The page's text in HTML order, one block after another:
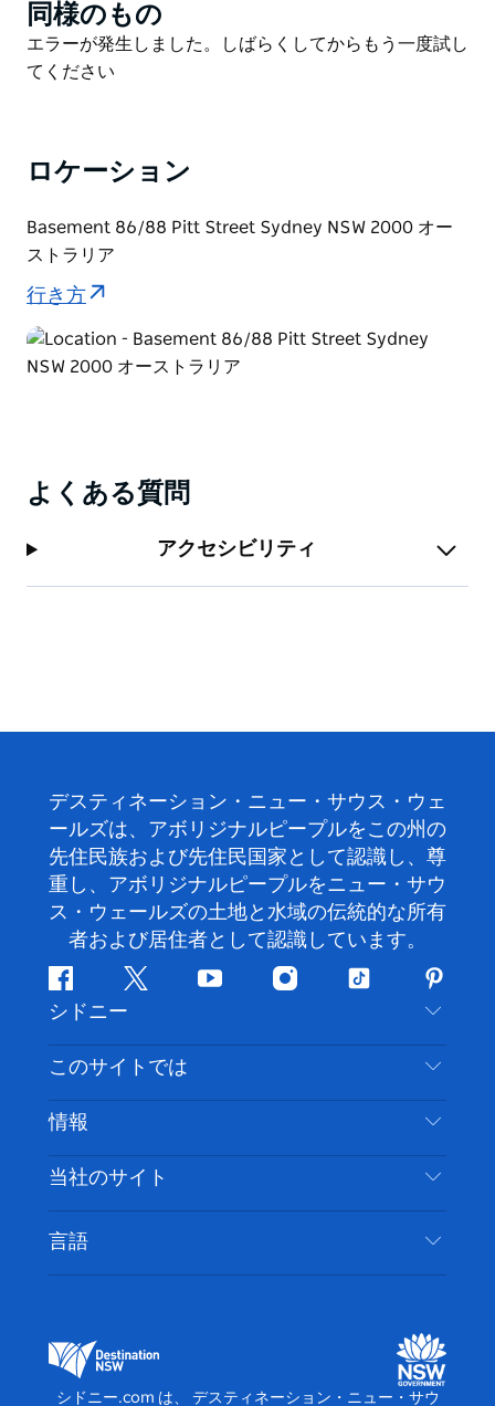
供しています。
棚には100種類以上のアガベスピリッツが並び、メキシ
コへの旅で厳選されたものや、さらに遠く離れた場所か
塩味、辛味、酸味が絶妙なバランスで調和した、出来立
Product
List
同様のもの
Product
List
エラーが発生しました。しばらくしてからもう一度試し
てください
ロケーション
Basement 86/88 Pitt Street Sydney NSW 2000 オー
ストラリア
行き方
よくある質問
アクセシビリティ
デスティネーション・ニュー・サウス・ウェ
ールズは、アボリジナルピープルをこの州の
先住民族および先住民国家として認識し、尊
重し、アボリジナルピープルをニュー・サウ
ス・ウェールズの土地と水域の伝統的な所有
者および居住者として認識しています。
フ
ェ
イ
ス
ブ
ッ
ク
ツ
ッ
タ
ー
ユ
チ
ー
イ
ス
グ
ム
テ
ッ
ト
ク
ピ
ン
タ
レ
ス
ト
シドニー
お問い合わせ
免責事項
クッキーに関する通知
このサイトでは
目的地
やるべきこと
イベント
宿泊施設
情報
旅行情報
アクセシブルシドニー
ビジネスを登録する
当社のサイト
デスティネーション・ニュー・サウス・ウェール
ズメディアセンター
言語
シドニー.com は、 デスティネーション・ニュー・サウ